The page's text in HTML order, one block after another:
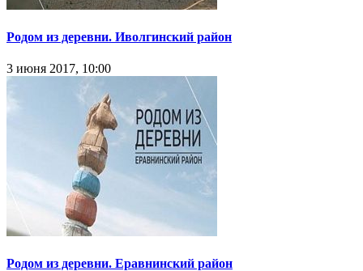
Родом из деревни. Иволгинский район
3 июня 2017, 10:00
Родом из деревни. Еравнинский район